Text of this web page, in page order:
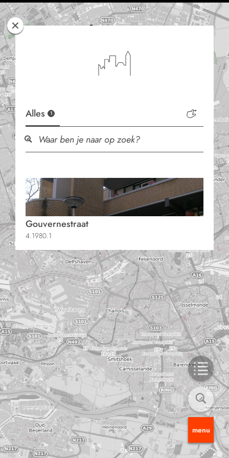
Rotterdam
menu
Alles 1
Gouvernestraat
4.1980.1